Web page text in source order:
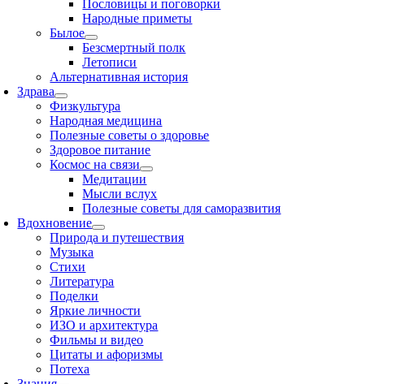
Пословицы и поговорки
Народные приметы
Былое
Безсмертный полк
Летописи
Альтернативная история
Здрава
Физкультура
Народная медицина
Полезные советы о здоровье
Здоровое питание
Космос на связи
Медитации
Мысли вслух
Полезные советы для саморазвития
Вдохновение
Природа и путешествия
Музыка
Стихи
Литература
Поделки
Яркие личности
ИЗО и архитектура
Фильмы и видео
Цитаты и афоризмы
Потеха